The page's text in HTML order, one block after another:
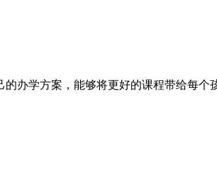
办学方案，能够将更好的课程带给每个